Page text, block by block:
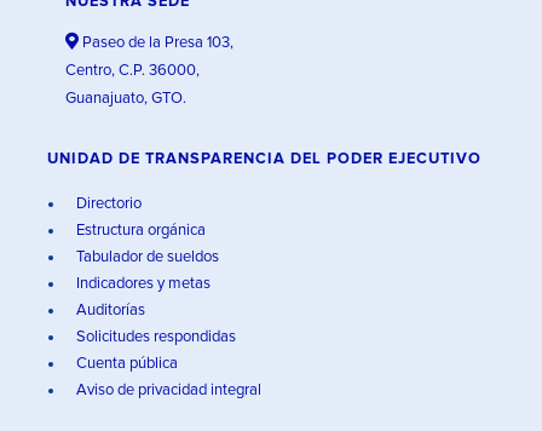
Paseo de la Presa 103,
Centro, C.P. 36000,
Guanajuato, GTO.
UNIDAD DE TRANSPARENCIA DEL PODER EJECUTIVO
Directorio
Estructura orgánica
Tabulador de sueldos
Indicadores y metas
Auditorías
Solicitudes respondidas
Cuenta pública
Aviso de privacidad integral